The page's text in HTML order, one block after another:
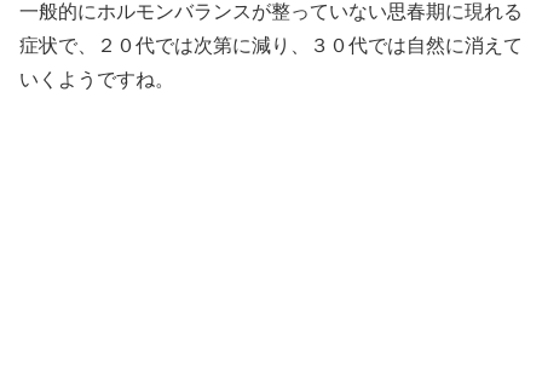
一般的にホルモンバランスが整っていない思春期に現れる
症状で、２０代では次第に減り、３０代では自然に消えて
いくようですね。